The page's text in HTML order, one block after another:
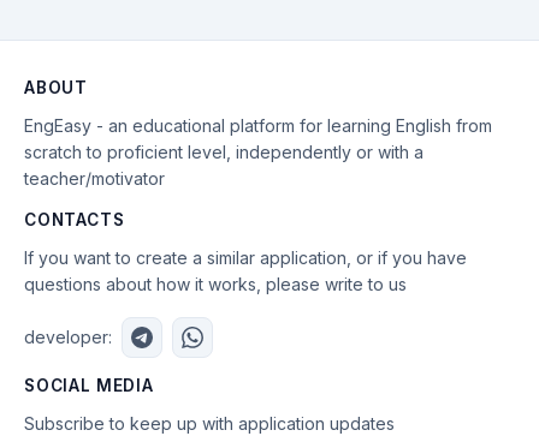
ABOUT
EngEasy - an educational platform for learning English from
scratch to proficient level, independently or with a
teacher/motivator
CONTACTS
If you want to create a similar application, or if you have
questions about how it works, please write to us
developer:
SOCIAL MEDIA
Subscribe to keep up with application updates